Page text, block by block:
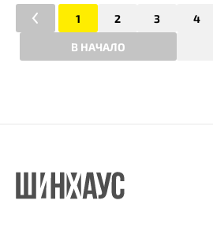
В НАЧАЛО
1 2 3 4